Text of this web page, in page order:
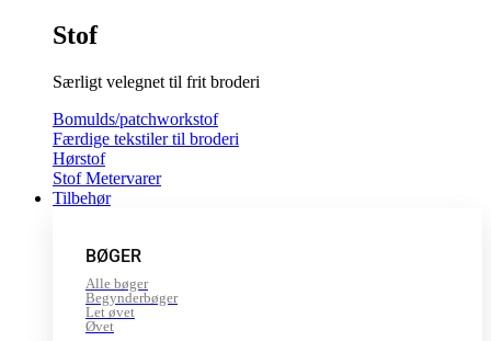
Stof
Særligt velegnet til frit broderi
Bomulds/patchworkstof
Færdige tekstiler til broderi
Hørstof
Stof Metervarer
Tilbehør
BØGER
Alle bøger
Begynderbøger
Let øvet
Øvet